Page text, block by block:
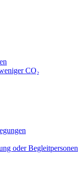
CO₂
oder Begleitpersonen